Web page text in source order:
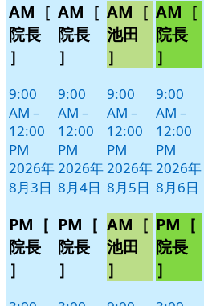
月
3
日
イ
ベ
AM［
院長
］
9:00
AM –
12:00
PM
2026年
8月3日
PM［
院長
］
月
4
日
イ
ベ
AM［
院長
］
9:00
AM –
12:00
PM
2026年
8月4日
PM［
院長
］
月
5
日
イ
ベ
ト)
AM［
池田
］
9:00
AM –
12:00
PM
2026年
8月5日
AM［
池田
］
月
6
日
イ
ベ
ト)
AM［
院長
］
9:00
AM –
12:00
PM
2026年
8月6日
PM［
院長
］